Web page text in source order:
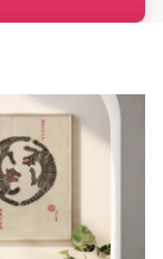
cảm xúc. Từ
chỉ làm
tầm thẩm mỹ